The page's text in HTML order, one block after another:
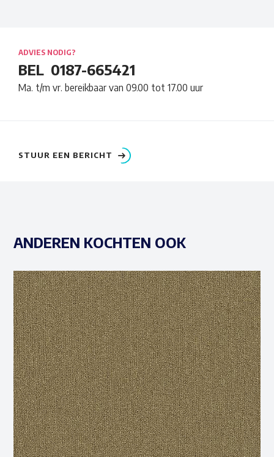
ADVIES NODIG?
BEL 0187-665421
Ma. t/m vr. bereikbaar van 09.00 tot 17.00 uur
STUUR EEN BERICHT
ANDEREN KOCHTEN OOK